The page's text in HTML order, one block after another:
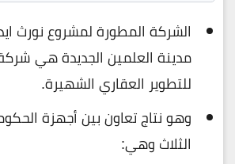
الشركة المطورة لمشروع نورث
مدينة العلمين الجديدة هي
للتطوير العقاري الشهيرة.
وهو نتاج تعاون بين أجهزة
الثلاث وهي: